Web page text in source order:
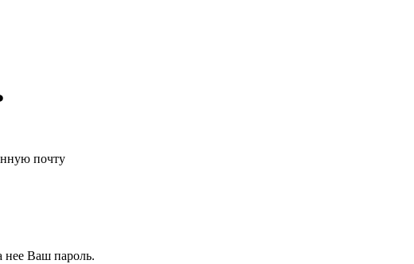
почту
нее Ваш пароль.